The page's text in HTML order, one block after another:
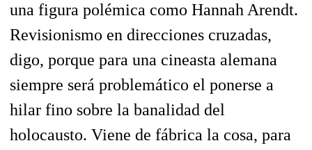
una figura polémica como Hannah Arendt.
Revisionismo en direcciones cruzadas,
digo, porque para una cineasta alemana
siempre será problemático el ponerse a
hilar fino sobre la banalidad del
holocausto. Viene de fábrica la cosa, para